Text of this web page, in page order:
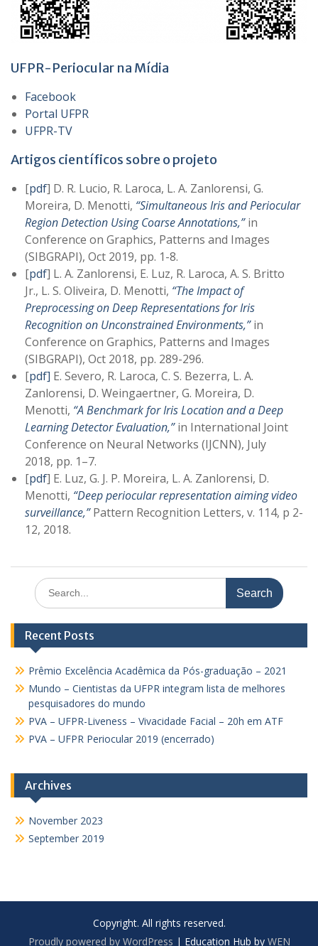
UFPR-Periocular na Mídia
Facebook
Portal UFPR
UFPR-TV
Artigos científicos sobre o projeto
[pdf] D. R. Lucio, R. Laroca, L. A. Zanlorensi, G.
Moreira, D. Menotti, “Simultaneous Iris and Periocular
Region Detection Using Coarse Annotations,”in
Conference on Graphics, Patterns and Images
(SIBGRAPI), Oct 2019, pp. 1-8.
[pdf] L. A. Zanlorensi, E. Luz, R. Laroca, A. S. Britto
Jr., L. S. Oliveira, D. Menotti, “The Impact of
Preprocessing on Deep Representations for Iris
Recognition on Unconstrained Environments,”in
Conference on Graphics, Patterns and Images
(SIBGRAPI), Oct 2018, pp. 289-296.
[pdf] E. Severo, R. Laroca, C. S. Bezerra, L. A.
Zanlorensi, D. Weingaertner, G. Moreira, D.
Menotti, “A Benchmark for Iris Location and a Deep
Learning Detector Evaluation,”in International Joint
Conference on Neural Networks (IJCNN), July
2018, pp. 1–7.
[pdf] E. Luz, G. J. P. Moreira, L. A. Zanlorensi, D.
Menotti, “Deep periocular representation aiming video
surveillance,”Pattern Recognition Letters, v. 114, p 2-
12, 2018.
Search
for:
Recent Posts
Prêmio Excelência Acadêmica da Pós-graduação – 2021
Mundo – Cientistas da UFPR integram lista de melhores
pesquisadores do mundo
PVA – UFPR-Liveness – Vivacidade Facial – 20h em ATF
PVA – UFPR Periocular 2019 (encerrado)
Archives
November 2023
September 2019
Copyright. All rights reserved.
Proudly powered by WordPress | Education Hub by WEN